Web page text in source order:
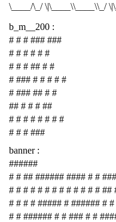
\____/\_/ \|\____\\____\\_/
b_m__200 :
# # # ### ###
# # # # # #
# # # ## # #
# ### # # # # #
# ### ## # #
## # # # ##
# # # # # # # #
# # # ###
banner :
######
# # ## ###### #### # #
# # # # # # # # # # # # # ##
# # # # ##### # ###### #
# # ###### # # ### # #